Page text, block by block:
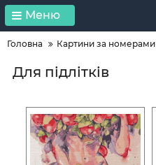
Меню
Головна Картини за номерами
Для підлітків